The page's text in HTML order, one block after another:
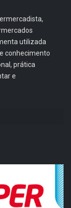
utilizada
conhecimento
prática
e